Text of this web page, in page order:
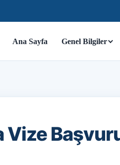
Ana Sayfa Genel Bilgiler
Vize